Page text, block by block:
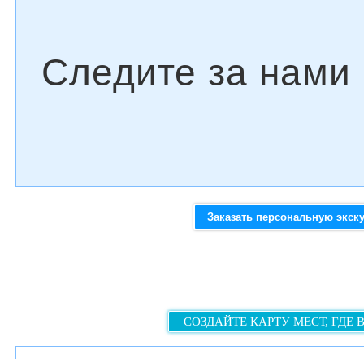
Заказать персональную
СОЗДАЙТЕ КАРТУ МЕСТ, ГДЕ